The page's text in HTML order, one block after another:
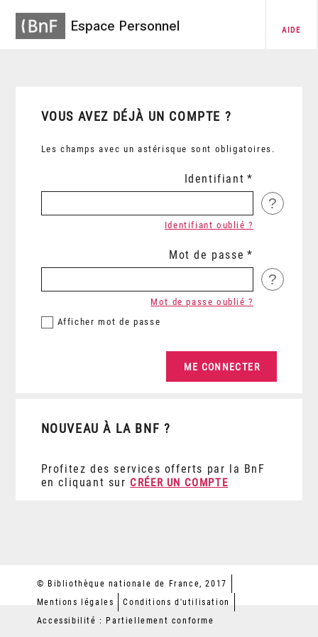
Espace Personnel AIDE
VOUS AVEZ DÉJÀ UN COMPTE ?
Les champs avec un astérisque sont obligatoires.
Identifiant
?
Identifiant oublié ?
Mot de passe
?
Afficher mot de passe
Mot de passe oublié ?
NOUVEAU À LA BNF ?
Profitez des services offerts par la BnF
en cliquant sur CRÉER UN COMPTE
© Bibliothèque nationale de France, 2017
Mentions légales
Conditions d'utilisation
Accessibilité : Partiellement conforme